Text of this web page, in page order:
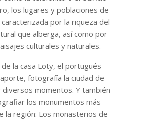
los lugares y poblaciones de
por la riqueza del
que alberga, así como por
culturales y naturales.
la casa Loty, el portugués
fotografía la ciudad de
diversos momentos. Y también
los monumentos más
la región: Los monasterios de